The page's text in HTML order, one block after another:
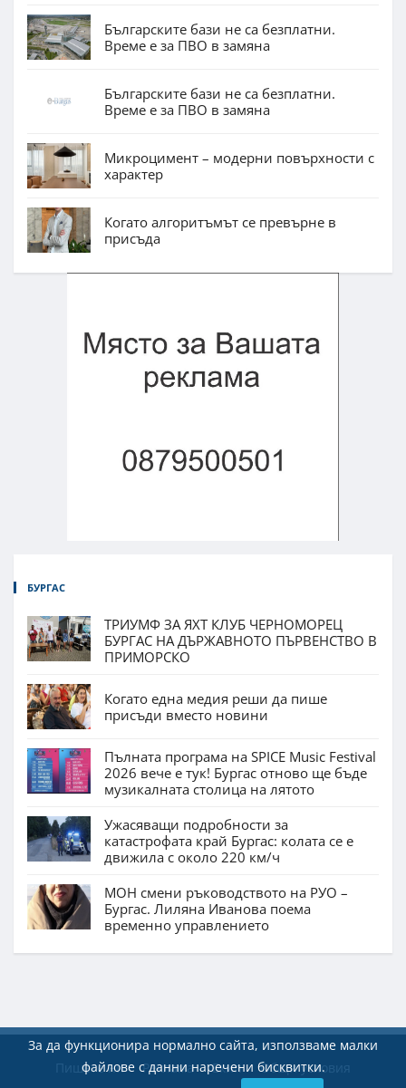
Българските бази не са безплатни.
Време е за ПВО в замяна
Българските бази не са безплатни.
Време е за ПВО в замяна
Микроцимент – модерни повърхности с
характер
Когато алгоритъмът се превърне в
присъда
БУРГАС
ТРИУМФ ЗА ЯХТ КЛУБ ЧЕРНОМОРЕЦ
БУРГАС НА ДЪРЖАВНОТО ПЪРВЕНСТВО В
ПРИМОРСКО
Когато една медия реши да пише
присъди вместо новини
Пълната програма на SPICE Music Festival
2026 вече е тук! Бургас отново ще бъде
музикалната столица на лятото
Ужасяващи подробности за
катастрофата край Бургас: колата се е
движила с около 220 км/ч
МОН смени ръководството на РУО –
Бургас. Лиляна Иванова поема
временно управлението
За да функционира нормално сайта, използваме малки
файлове с данни наречени бисквитки.
Пишете ни Реклама Екип Общи условия